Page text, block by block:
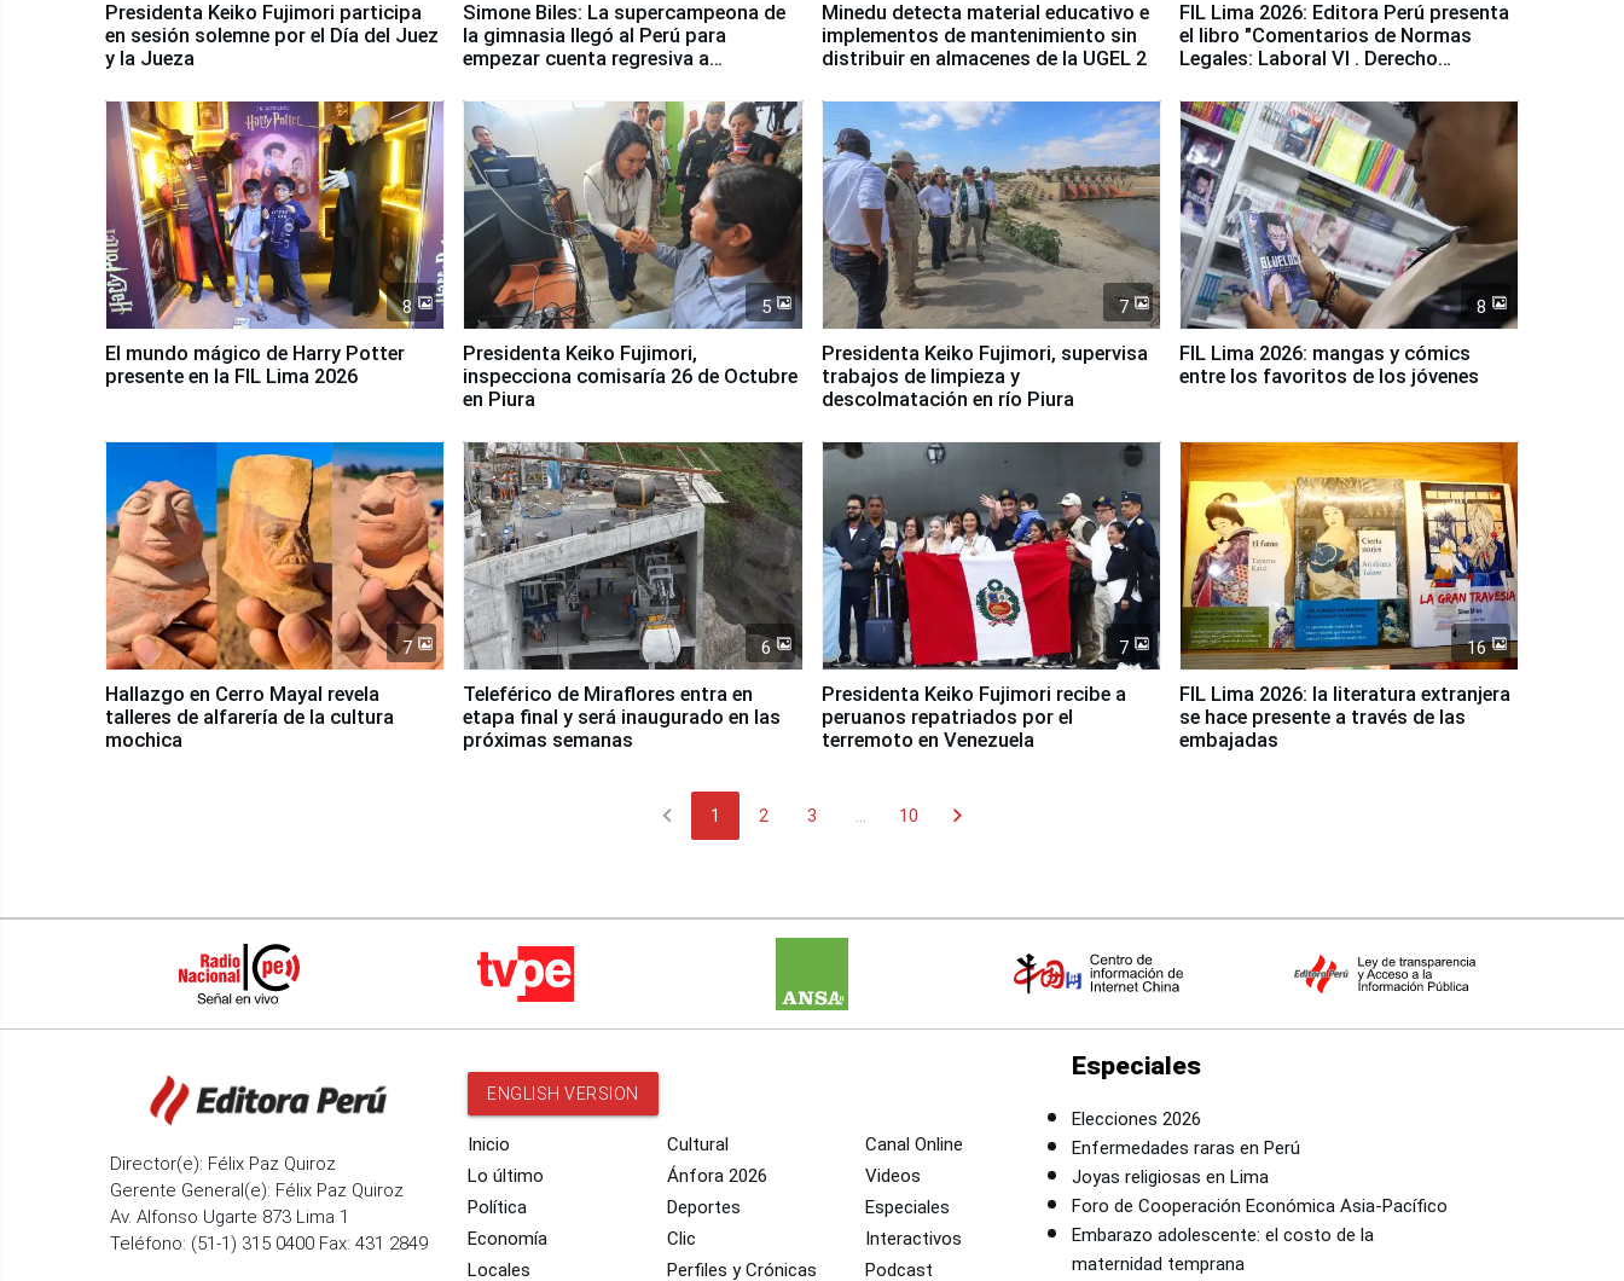
Presidenta Keiko Fujimori participa
en sesión solemne por el Día del Juez
y la Jueza
Simone Biles: La supercampeona de
la gimnasia llegó al Perú para
empezar cuenta regresiva a
Minedu detecta material educativo e
implementos de mantenimiento sin
distribuir en almacenes de la UGEL 2
FIL Lima 2026: Editora Perú presenta
el libro "Comentarios de Normas
Legales: Laboral Vl . Derecho
8
El mundo mágico de Harry Potter
presente en la FIL Lima 2026
5
Presidenta Keiko Fujimori,
inspecciona comisaría 26 de Octubre
en Piura
7
Presidenta Keiko Fujimori, supervisa
trabajos de limpieza y
descolmatación en río Piura
8
FIL Lima 2026: mangas y cómics
entre los favoritos de los jóvenes
7
Hallazgo en Cerro Mayal revela
talleres de alfarería de la cultura
mochica
6
Teleférico de Miraflores entra en
etapa final y será inaugurado en las
próximas semanas
7
Presidenta Keiko Fujimori recibe a
peruanos repatriados por el
terremoto en Venezuela
16
FIL Lima 2026: la literatura extranjera
se hace presente a través de las
embajadas
chevron_left 1 2 3 10 chevron_right
Director(e): Félix Paz Quiroz
Gerente General(e): Félix Paz Quiroz
Av. Alfonso Ugarte 873 Lima 1
Teléfono: (51-1) 315 0400 Fax: 431 2849
ENGLISH VERSION
Inicio
Lo último
Política
Economía
Locales
Cultural
Ánfora 2026
Deportes
Clic
Perfiles y Crónicas
Canal Online
Videos
Especiales
Interactivos
Podcast
Especiales
Elecciones 2026
Enfermedades raras en Perú
Joyas religiosas en Lima
Foro de Cooperación Económica Asia-Pacífico
Embarazo adolescente: el costo de la
maternidad temprana